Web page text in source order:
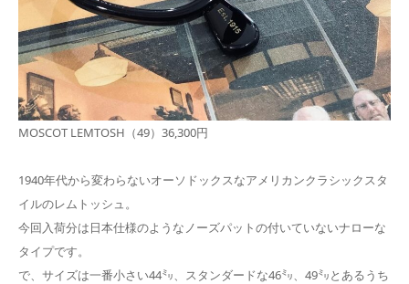
MOSCOT LEMTOSH（49）36,300円
1940年代から変わらないオーソドックスなアメリカンクラシックスタ
イルのレムトッシュ。
今回入荷分は日本仕様のようなノーズパットの付いていないナローな
タイプです。
で、サイズは一番小さい44㍉、スタンダードな46㍉、49㍉とあるうち